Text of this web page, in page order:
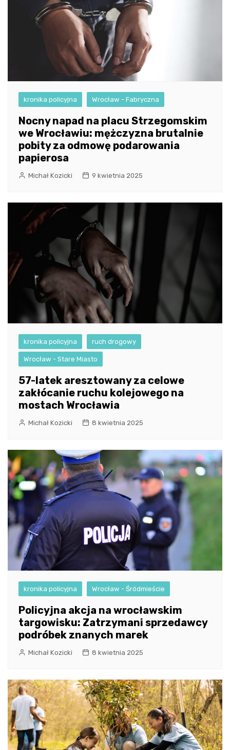
kronika policyjna Wrocław - Fabryczna
Nocny napad na placu Strzegomskim
we Wrocławiu: mężczyzna brutalnie
pobity za odmowę podarowania
papierosa
Michał Kozicki 9 kwietnia 2025
kronika policyjna ruch drogowy
Wrocław - Stare Miasto
57-latek aresztowany za celowe
zakłócanie ruchu kolejowego na
mostach Wrocławia
Michał Kozicki 8 kwietnia 2025
kronika policyjna Wrocław - Śródmieście
Policyjna akcja na wrocławskim
targowisku: Zatrzymani sprzedawcy
podróbek znanych marek
Michał Kozicki 8 kwietnia 2025